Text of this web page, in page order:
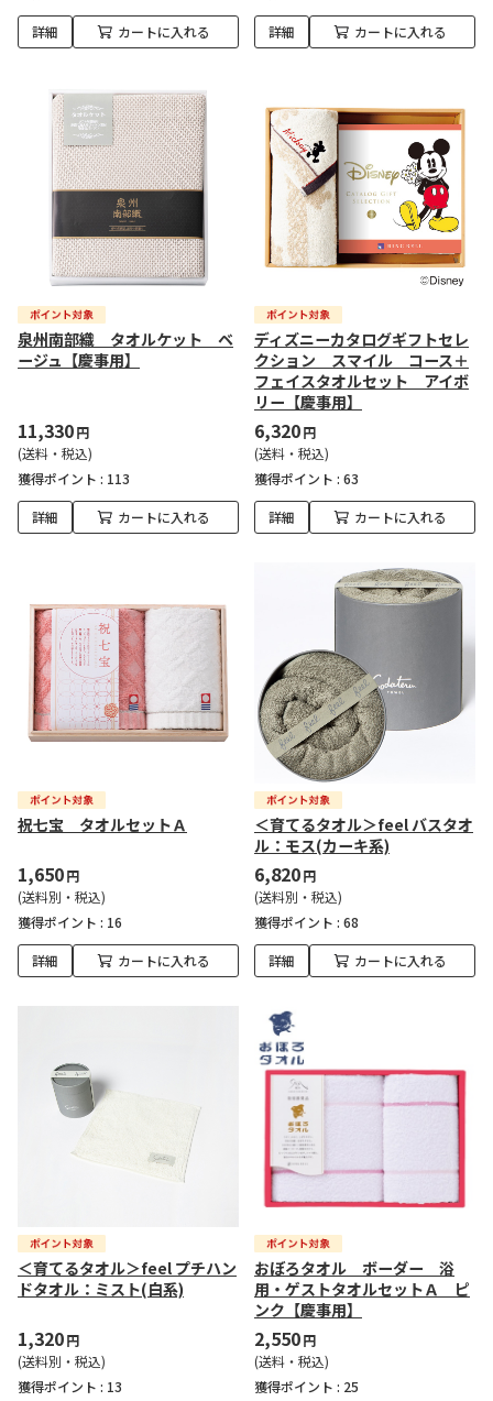
詳細 カートに入れる 詳細 カートに入れる
泉州南部織 タオルケット ベ
ージュ【慶事用】
11,330円
(送料・税込)
獲得ポイント : 113
詳細 カートに入れる
ディズニーカタログギフトセレ
クション スマイル コース＋
フェイスタオルセット アイボ
リー【慶事用】
6,320円
(送料・税込)
獲得ポイント : 63
詳細 カートに入れる
祝七宝 タオルセットＡ
1,650円
(送料別・税込)
獲得ポイント : 16
詳細 カートに入れる
＜育てるタオル＞feel バスタオ
ル：モス(カーキ系)
6,820円
(送料別・税込)
獲得ポイント : 68
詳細 カートに入れる
＜育てるタオル＞feel プチハン
ドタオル：ミスト(白系)
1,320円
(送料別・税込)
獲得ポイント : 13
おぼろタオル ボーダー 浴
用・ゲストタオルセットＡ ピ
ンク【慶事用】
2,550円
(送料・税込)
獲得ポイント : 25